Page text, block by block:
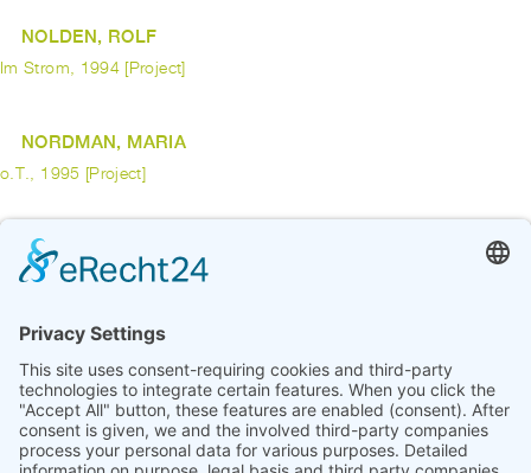
NOLDEN, ROLF
Im Strom, 1994 [Project]
NORDMAN, MARIA
o.T., 1995 [Project]
ODAHARA, LUCAS
Handdialog (nach Kollwitz, nach Clark), 2019 [Work]
1
6
7
8
9